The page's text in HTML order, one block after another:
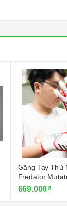
Găng Tay Thủ
Predator
- Trắng
669.000₫